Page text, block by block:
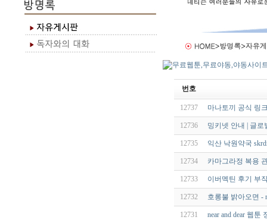
번호
12737 마나토끼 공식 링
12736 밍키넷 안내 | 글
12735 익산 낙원약국
12734 카마그라정 복용
12733 이버멕틴 후기 부
12732 호롱불 밝아오면 -
12731 near and dear 웹